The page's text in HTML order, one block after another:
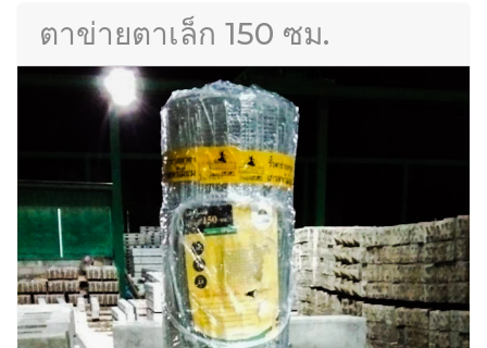
ตาข่ายตาเล็ก 150 ซม.